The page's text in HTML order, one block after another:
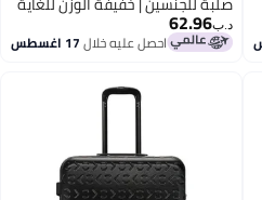
4
من بعجلات دوارة ألوان أخضر مريمي
د.ب‏62.96
احصل عليه خلال17 اغسطس